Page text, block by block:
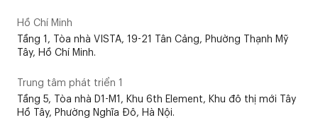
Hồ Chí Minh
Tầng 1, Tòa nhà VISTA, 19-21 Tân Cảng, Phường Thạnh Mỹ
Tây, Hồ Chí Minh.
Trung tâm phát triển 1
Tầng 5, Tòa nhà D1-M1, Khu 6th Element, Khu đô thị mới Tây
Hồ Tây, Phường Nghĩa Đô, Hà Nội.